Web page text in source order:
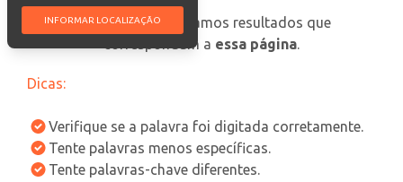
INFORMAR LOCALIZAÇÃO
oops, não encontramos resultados que
correspondam a essa página.
Dicas:
Verifique se a palavra foi digitada corretamente.
Tente palavras menos específicas.
Tente palavras-chave diferentes.